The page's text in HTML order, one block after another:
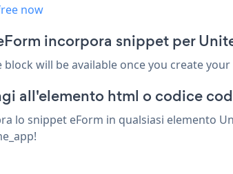
now
incorpora snippet per
block will be available once you create your
all'elemento html o codice
lo snippet eForm in qualsiasi elemento